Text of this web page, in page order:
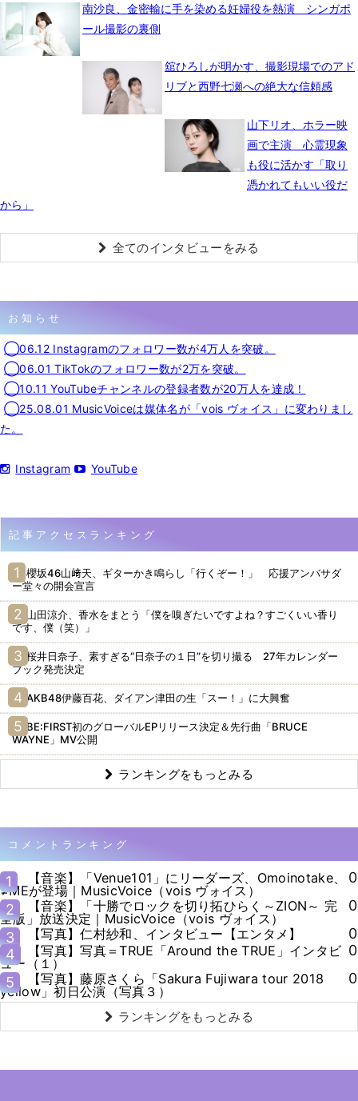
南沙良、金密輸に手を染める妊婦役を熱演 シンガポ
ール撮影の裏側
舘ひろしが明かす、撮影現場でのアド
リブと西野七瀬への絶大な信頼感
山下リオ、ホラー映
画で主演 心霊現象
も役に活かす「取り
憑かれてもいい役だ
から」
全てのインタビューをみる
お知らせ
◯06.12 Instagramのフォロワー数が4万人を突破。
◯06.01 TikTokのフォロワー数が2万を突破。
◯10.11 YouTubeチャンネルの登録者数が20万人を達成！
◯25.08.01 MusicVoiceは媒体名が「vois ヴォイス」に変わりまし
た。
Instagram YouTube
記事アクセスランキング
櫻坂46山﨑天、ギターかき鳴らし「行くぞー！」 応援アンバサダ
ー堂々の開会宣言
山田涼介、香水をまとう「僕を嗅ぎたいですよね？すごくいい香り
です、僕（笑）」
桜井日奈子、素すぎる“日奈子の１日”を切り撮る 27年カレンダー
ブック発売決定
AKB48伊藤百花、ダイアン津田の生「スー！」に大興奮
BE:FIRST初のグローバルEPリリース決定＆先行曲「BRUCE
WAYNE」MV公開
ランキングをもっとみる
コメントランキング
1
【音楽】「Venue101」にリーダーズ、Omoinotake、
≠MEが登場｜MusicVoice（vois ヴォイス）
0
2
【音楽】「十勝でロックを切り拓ひらく～ZION～ 完
全版」放送決定｜MusicVoice（vois ヴォイス）
0
3
【写真】仁村紗和、インタビュー【エンタメ】
0
4
【写真】写真＝TRUE「Around the TRUE」インタビ
ュー（１）
0
5
【写真】藤原さくら「Sakura Fujiwara tour 2018
yellow」初日公演（写真３）
0
ランキングをもっとみる